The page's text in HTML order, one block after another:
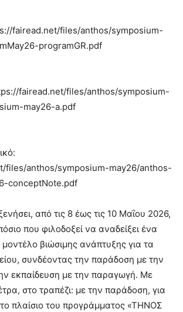
fairead.net/files/anthos/symposium-
programGR.pdf
fairead.net/files/anthos/symposium-
may26-a.pdf
files/anthos/symposium-may26/anthos-
conceptNote.pdf
από τις 8 έως τις 10 Μαΐου 2026,
που φιλοδοξεί να αναδείξει ένα
βιώσιμης ανάπτυξης για τα
συνδέοντας την παράδοση με την
εκπαίδευση με την παραγωγή. Με
στο τραπέζι: με την παράδοση, για
πλαίσιο του προγράμματος «ΤΗΝΟΣ